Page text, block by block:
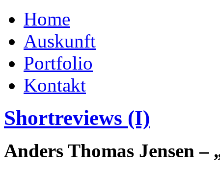
Home
Auskunft
Portfolio
Kontakt
Shortreviews (I)
Anders Thomas Jensen –